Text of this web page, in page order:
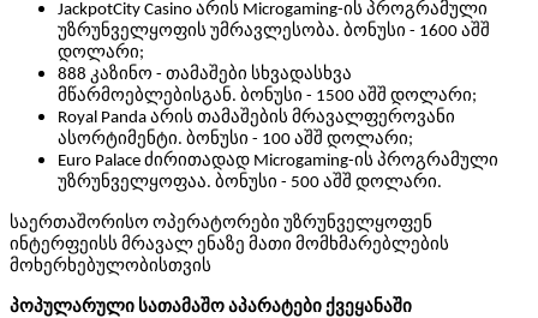
JackpotCity Casino არის Microgaming-ის პროგრამული
უზრუნველყოფის უმრავლესობა. ბონუსი - 1600 აშშ
დოლარი;
888 კაზინო - თამაშები სხვადასხვა
მწარმოებლებისგან. ბონუსი - 1500 აშშ დოლარი;
Royal Panda არის თამაშების მრავალფეროვანი
ასორტიმენტი. ბონუსი - 100 აშშ დოლარი;
Euro Palace ძირითადად Microgaming-ის პროგრამული
უზრუნველყოფაა. ბონუსი - 500 აშშ დოლარი.
საერთაშორისო ოპერატორები უზრუნველყოფენ
ინტერფეისს მრავალ ენაზე მათი მომხმარებლების
მოხერხებულობისთვის
პოპულარული სათამაშო აპარატები ქვეყანაში